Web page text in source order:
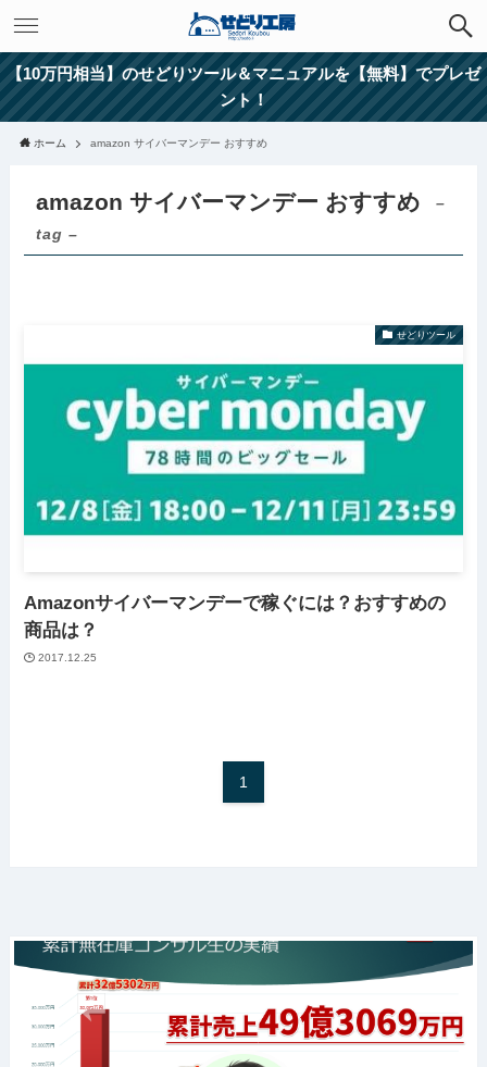
【10万円相当】のせどりツール＆マニュアルを【無料】でプレゼ
ント！
ホーム amazon サイバーマンデー おすすめ
amazon サイバーマンデー おすすめ
–
tag –
せどりツール
Amazonサイバーマンデーで稼ぐには？おすすめの
商品は？
2017.12.25
1